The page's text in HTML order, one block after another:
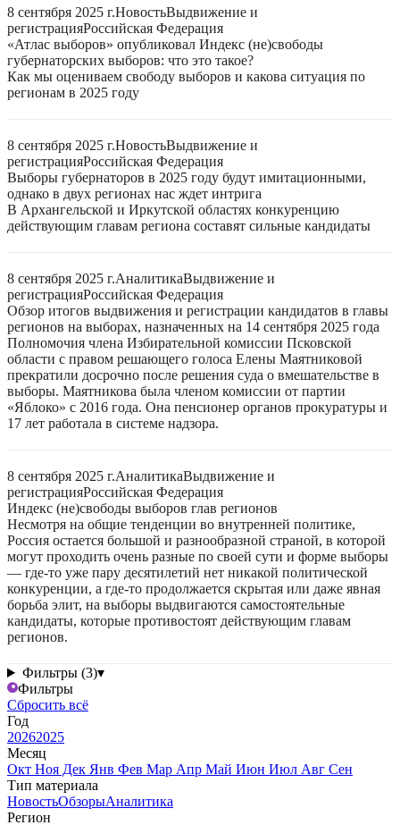
8 сентября 2025 г.НовостьВыдвижение и
регистрацияРоссийская Федерация
«Атлас выборов» опубликовал Индекс (не)свободы
губернаторских выборов: что это такое?
Как мы оцениваем свободу выборов и какова ситуация по
регионам в 2025 году
8 сентября 2025 г.НовостьВыдвижение и
регистрацияРоссийская Федерация
Выборы губернаторов в 2025 году будут имитационными,
однако в двух регионах нас ждет интрига
В Архангельской и Иркутской областях конкуренцию
действующим главам региона составят сильные кандидаты
8 сентября 2025 г.АналитикаВыдвижение и
регистрацияРоссийская Федерация
Обзор итогов выдвижения и регистрации кандидатов в главы
регионов на выборах, назначенных на 14 сентября 2025 года
Полномочия члена Избирательной комиссии Псковской
области с правом решающего голоса Елены Маятниковой
прекратили досрочно после решения суда о вмешательстве в
выборы. Маятникова была членом комиссии от партии
«Яблоко» с 2016 года. Она пенсионер органов прокуратуры и
17 лет работала в системе надзора.
8 сентября 2025 г.АналитикаВыдвижение и
регистрацияРоссийская Федерация
Индекс (не)свободы выборов глав регионов
Несмотря на общие тенденции во внутренней политике,
Россия остается большой и разнообразной страной, в которой
могут проходить очень разные по своей сути и форме выборы
— где-то уже пару десятилетий нет никакой политической
конкуренции, а где-то продолжается скрытая или даже явная
борьба элит, на выборы выдвигаются самостоятельные
кандидаты, которые противостоят действующим главам
регионов.
Фильтры (3)▾
Фильтры
Сбросить всё
Год
20262025
Месяц
Окт Ноя Дек Янв Фев Мар Апр Май Июн Июл Авг Сен
Тип материала
НовостьОбзорыАналитика
Регион